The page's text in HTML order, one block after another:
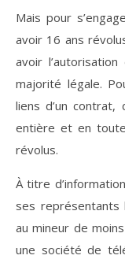
Mais pour
avoir 16 ans
avoir
majorité légale.
liens d’un
entière et en
révolus.
À titre
ses représentants
au mineur de
une société de